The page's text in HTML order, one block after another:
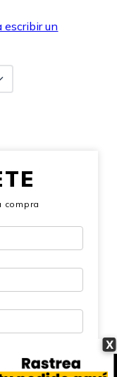
X
escribir un
compra